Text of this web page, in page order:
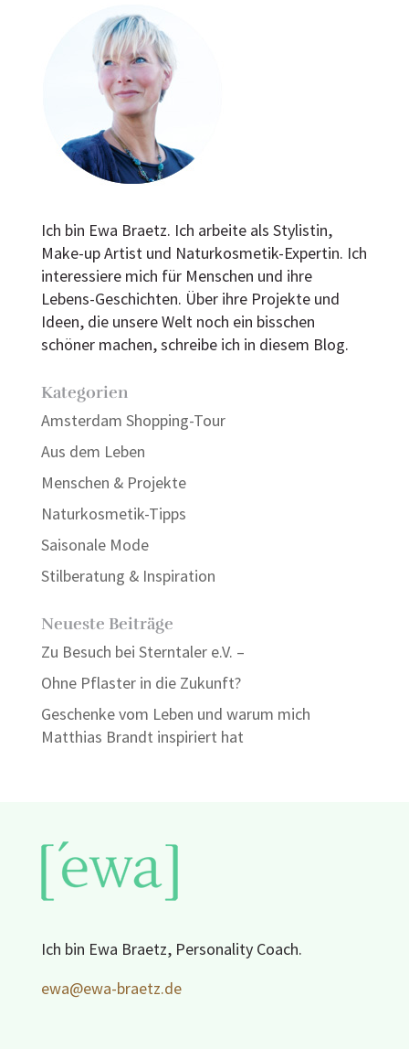
Ich bin Ewa Braetz. Ich arbeite als Stylistin,
Make-up Artist und Naturkosmetik-Expertin. Ich
interessiere mich für Menschen und ihre
Lebens-Geschichten. Über ihre Projekte und
Ideen, die unsere Welt noch ein bisschen
schöner machen, schreibe ich in diesem Blog.
Kategorien
Amsterdam Shopping-Tour
Aus dem Leben
Menschen & Projekte
Naturkosmetik-Tipps
Saisonale Mode
Stilberatung & Inspiration
Neueste Beiträge
Zu Besuch bei Sterntaler e.V. –
Ohne Pflaster in die Zukunft?
Geschenke vom Leben und warum mich
Matthias Brandt inspiriert hat
Ich bin Ewa Braetz, Personality Coach.
ewa@ewa-braetz.de